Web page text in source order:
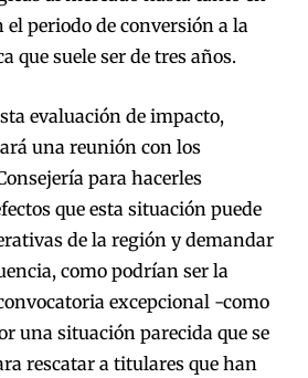
periodo de conversión a la
que suele ser de tres años.
evaluación de impacto,
una reunión con los
para hacerles
que esta situación puede
de la región y demandar
como podrían ser la
excepcional -como
una situación parecida que se
rescatar a titulares que han